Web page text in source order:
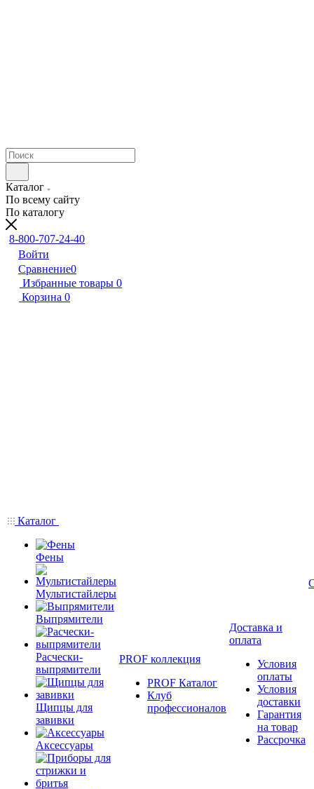
Каталог
По всему сайту
По каталогу
8-800-707-24-40
Войти
Сравнение0
Избранные товары 0
Корзина 0
Каталог
Фены
Мультистайлеры
Выпрямители
Расчески-
выпрямители
Щипцы для
завивки
Аксессуары
PROF коллекция
PROF Каталог
Клуб
профессионалов
Доставка и
оплата
Условия
оплаты
Условия
доставки
Гарантия
на товар
Рассрочка